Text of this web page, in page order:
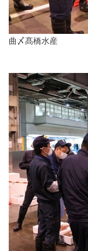
曲〆髙橋水産